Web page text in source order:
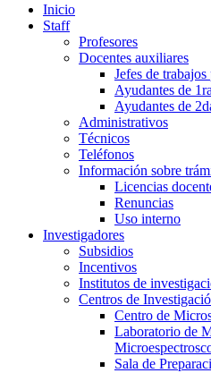
Inicio
Staff
Profesores
Docentes auxiliares
Jefes de
Ayudantes de 1ra
Ayudantes de
Administrativos
Técnicos
Teléfonos
Información sobre
Licencias
Renuncias
Uso interno
Investigadores
Subsidios
Incentivos
Institutos de
Centros de
Centro de
Laboratorio de
Sala de